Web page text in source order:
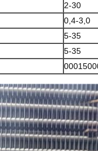
2-30
0,4-3,0
5-35
5-35